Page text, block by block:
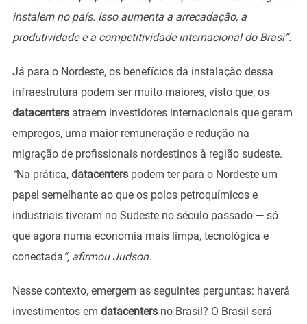
instalem no país. Isso aumenta a arrecadação, a
produtividade e a competitividade internacional do Brasi”.
Já para o Nordeste, os benefícios da instalação dessa
infraestrutura podem ser muito maiores, visto que, os
datacenters atraem investidores internacionais que geram
empregos, uma maior remuneração e redução na
migração de profissionais nordestinos à região sudeste.
“Na prática, datacenters podem ter para o Nordeste um
papel semelhante ao que os polos petroquímicos e
industriais tiveram no Sudeste no século passado — só
que agora numa economia mais limpa, tecnológica e
conectada “, afirmou Judson.
Nesse contexto, emergem as seguintes perguntas: haverá
investimentos em datacenters no Brasil? O Brasil será